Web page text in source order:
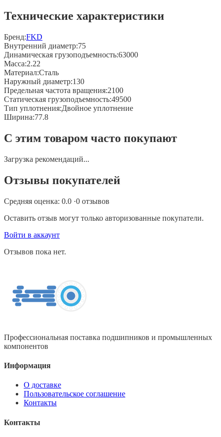
Технические характеристики
Бренд:FKD
Внутренний диаметр:75
Динамическая грузоподъемность:63000
Масса:2.22
Материал:Сталь
Наружный диаметр:130
Предельная частота вращения:2100
Статическая грузоподъемность:49500
Тип уплотнения:Двойное уплотнение
Ширина:77.8
С этим товаром часто покупают
Загрузка рекомендаций...
Отзывы покупателей
Средняя оценка: 0.0 ·0 отзывов
Оставить отзыв могут только авторизованные покупатели.
Войти в аккаунт
Отзывов пока нет.
Профессиональная поставка подшипников и промышленных
компонентов
Информация
О доставке
Пользовательское соглашение
Контакты
Контакты